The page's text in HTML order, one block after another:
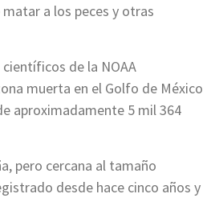
a los peces y otras
de la NOAA
muerta en el Golfo de México
aproximadamente 5 mil 364
pero cercana al tamaño
desde hace cinco años y